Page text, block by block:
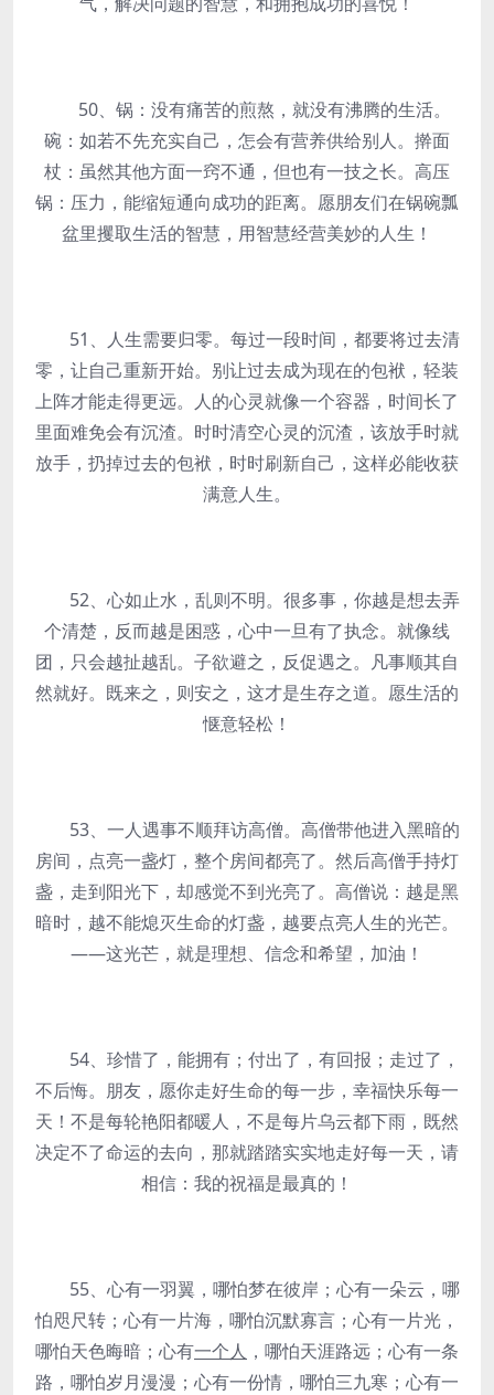
50、锅：没有痛苦的煎熬，就没有沸腾的生活。
碗：如若不先充实自己，怎会有营养供给别人。擀面
杖：虽然其他方面一窍不通，但也有一技之长。高压
锅：压力，能缩短通向成功的距离。愿朋友们在锅碗瓢
盆里攫取生活的智慧，用智慧经营美妙的人生！
51、人生需要归零。每过一段时间，都要将过去清
零，让自己重新开始。别让过去成为现在的包袱，轻装
上阵才能走得更远。人的心灵就像一个容器，时间长了
里面难免会有沉渣。时时清空心灵的沉渣，该放手时就
放手，扔掉过去的包袱，时时刷新自己，这样必能收获
满意人生。
52、心如止水，乱则不明。很多事，你越是想去弄
个清楚，反而越是困惑，心中一旦有了执念。就像线
团，只会越扯越乱。子欲避之，反促遇之。凡事顺其自
然就好。既来之，则安之，这才是生存之道。愿生活的
惬意轻松！
53、一人遇事不顺拜访高僧。高僧带他进入黑暗的
房间，点亮一盏灯，整个房间都亮了。然后高僧手持灯
盏，走到阳光下，却感觉不到光亮了。高僧说：越是黑
暗时，越不能熄灭生命的灯盏，越要点亮人生的光芒。
——这光芒，就是理想、信念和希望，加油！
54、珍惜了，能拥有；付出了，有回报；走过了，
不后悔。朋友，愿你走好生命的每一步，幸福快乐每一
天！不是每轮艳阳都暖人，不是每片乌云都下雨，既然
决定不了命运的去向，那就踏踏实实地走好每一天，请
相信：我的祝福是最真的！
55、心有一羽翼，哪怕梦在彼岸；心有一朵云，哪
怕咫尺转；心有一片海，哪怕沉默寡言；心有一片光，
哪怕天色晦暗；心有一个人 ，哪怕天涯路远；心有一条
路，哪怕岁月漫漫；心有一份情，哪怕三九寒；心有一